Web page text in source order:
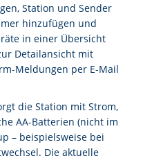
Station und Sender
hinzufügen und
in einer Übersicht
Detailansicht mit
Meldungen per E-Mail
die Station mit Strom,
AA-Batterien (nicht im
– beispielsweise bei
Die aktuelle